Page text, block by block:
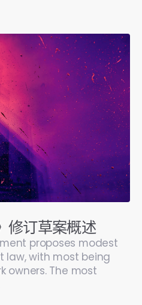
修订草案概述
proposes modest
law, with most being
owners. The most